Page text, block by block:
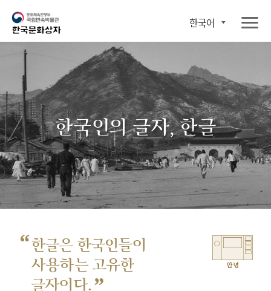
한국어
한국인의 글자, 한글
“한글은 한국인들이
사용하는 고유한
글자이다.
안녕